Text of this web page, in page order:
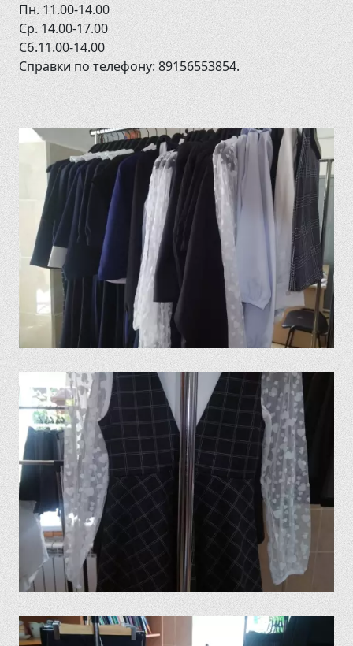
Пн. 11.00-14.00
Ср. 14.00-17.00
Сб.11.00-14.00
Справки по телефону: 89156553854.